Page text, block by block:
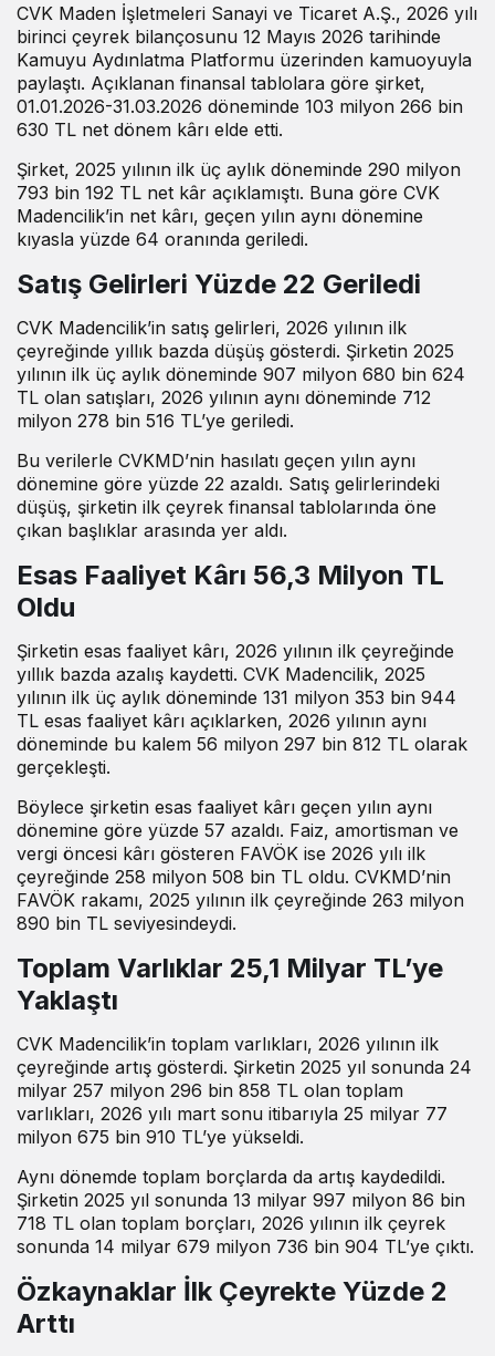
CVK Maden İşletmeleri Sanayi ve Ticaret A.Ş., 2026 yılı
birinci çeyrek bilançosunu 12 Mayıs 2026 tarihinde
Kamuyu Aydınlatma Platformu üzerinden kamuoyuyla
paylaştı. Açıklanan finansal tablolara göre şirket,
01.01.2026-31.03.2026 döneminde 103 milyon 266 bin
630 TL net dönem kârı elde etti.
Şirket, 2025 yılının ilk üç aylık döneminde 290 milyon
793 bin 192 TL net kâr açıklamıştı. Buna göre CVK
Madencilik’in net kârı, geçen yılın aynı dönemine
kıyasla yüzde 64 oranında geriledi.
Satış Gelirleri Yüzde 22 Geriledi
CVK Madencilik’in satış gelirleri, 2026 yılının ilk
çeyreğinde yıllık bazda düşüş gösterdi. Şirketin 2025
yılının ilk üç aylık döneminde 907 milyon 680 bin 624
TL olan satışları, 2026 yılının aynı döneminde 712
milyon 278 bin 516 TL’ye geriledi.
Bu verilerle CVKMD’nin hasılatı geçen yılın aynı
dönemine göre yüzde 22 azaldı. Satış gelirlerindeki
düşüş, şirketin ilk çeyrek finansal tablolarında öne
çıkan başlıklar arasında yer aldı.
Esas Faaliyet Kârı 56,3 Milyon TL
Oldu
Şirketin esas faaliyet kârı, 2026 yılının ilk çeyreğinde
yıllık bazda azalış kaydetti. CVK Madencilik, 2025
yılının ilk üç aylık döneminde 131 milyon 353 bin 944
TL esas faaliyet kârı açıklarken, 2026 yılının aynı
döneminde bu kalem 56 milyon 297 bin 812 TL olarak
gerçekleşti.
Böylece şirketin esas faaliyet kârı geçen yılın aynı
dönemine göre yüzde 57 azaldı. Faiz, amortisman ve
vergi öncesi kârı gösteren FAVÖK ise 2026 yılı ilk
çeyreğinde 258 milyon 508 bin TL oldu. CVKMD’nin
FAVÖK rakamı, 2025 yılının ilk çeyreğinde 263 milyon
890 bin TL seviyesindeydi.
Toplam Varlıklar 25,1 Milyar TL’ye
Yaklaştı
CVK Madencilik’in toplam varlıkları, 2026 yılının ilk
çeyreğinde artış gösterdi. Şirketin 2025 yıl sonunda 24
milyar 257 milyon 296 bin 858 TL olan toplam
varlıkları, 2026 yılı mart sonu itibarıyla 25 milyar 77
milyon 675 bin 910 TL’ye yükseldi.
Aynı dönemde toplam borçlarda da artış kaydedildi.
Şirketin 2025 yıl sonunda 13 milyar 997 milyon 86 bin
718 TL olan toplam borçları, 2026 yılının ilk çeyrek
sonunda 14 milyar 679 milyon 736 bin 904 TL’ye çıktı.
Özkaynaklar İlk Çeyrekte Yüzde 2
Arttı